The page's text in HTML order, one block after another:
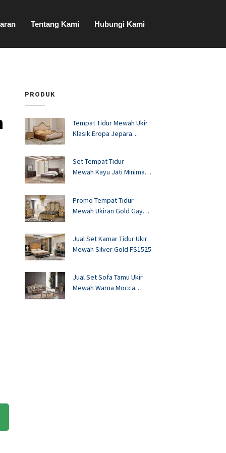
Tentang Kami Hubungi Kami
PRODUK
Tempat Tidur Mewah Ukir
Klasik Eropa Jepara
Set Tempat Tidur
Mewah Kayu Jati Minimalis
Promo Tempat Tidur
Mewah Ukiran Gold Gaya
Jual Set Kamar Tidur Ukir
Mewah Silver Gold FS1525
Jual Set Sofa Tamu Ukir
Mewah Warna Mocca